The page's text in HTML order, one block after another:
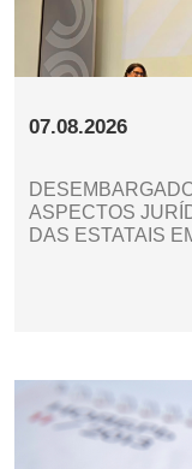
07.08.2026
ASPECTOS
DAS ESTATAIS